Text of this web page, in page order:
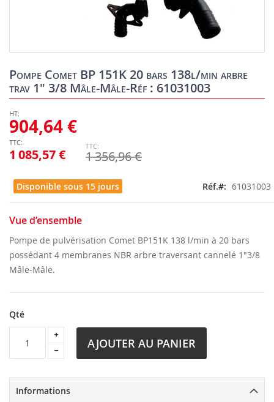
Pompe Comet BP 151K 20 bars 138l/min arbre
trav 1" 3/8 Mâle-Mâle-Réf : 61031003
1 085,57 €
904,64 €
1 356,96 €
Disponible sous 15 jours Réf. 61031003
Vue d’ensemble
Pompe de pulvérisation Comet BP151K 138 l/min à 20 bars
possédant 4 membranes NBR arbre traversant cannelé 1"3/8
Mâle-Mâle.
Qté
AJOUTER AU PANIER
to
the
beginning
the
images
gallery
Informations